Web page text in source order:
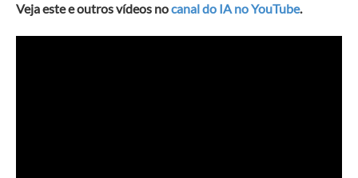
Veja este e outros vídeos nocanal do IA no YouTube.